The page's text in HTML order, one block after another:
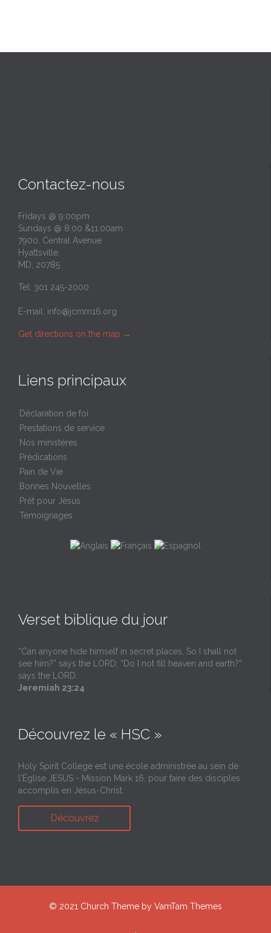
Contactez-nous
Fridays @ 9:00pm
Sundays @ 8:00 &11:00am
7900, Central Avenue
Hyattsville,
MD, 20785
Tel: 301 245-2000
E-mail: info@jcmm16.org
Get directions on the map →
Liens principaux
Déclaration de foi
Prestations de service
Nos ministères
Prédications
Pain de Vie
Bonnes Nouvelles
Prêt pour Jésus
Témoignages
Verset biblique du jour
“Can anyone hide himself in secret places, So I shall not
see him?” says the LORD; “Do I not fill heaven and earth?”
says the LORD.
Jeremiah 23:24
Découvrez le « HSC »
Holy Spirit College est une école administrée au sein de
l'Église JESUS - Mission Mark 16, pour faire des disciples
accomplis en Jésus-Christ.
Découvrez
© 2021 Church Theme by VamTam Themes